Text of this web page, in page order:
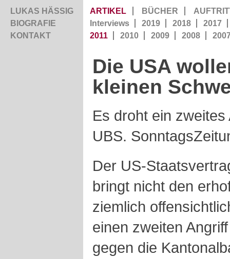
LUKAS HÄSSIG
BIOGRAFIE
KONTAKT
ARTIKEL BÜCHER
Interviews
2019 2018
2017
2011
2010 2009 2008
Die USA
kleinen
Es droht ein
UBS.
Der US-
bringt nicht den
ziemlich
einen zweiten
gegen die